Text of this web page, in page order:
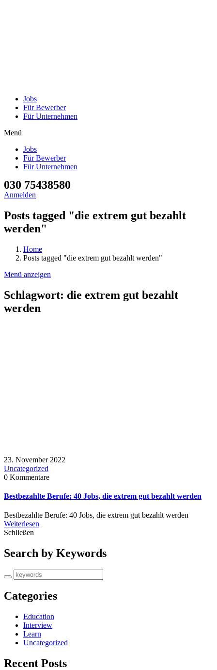
Jobs
Für Bewerber
Für Unternehmen
Menü
Jobs
Für Bewerber
Für Unternehmen
030 75438580
Anmelden
Posts tagged "die extrem gut bezahlt
werden"
Home
Posts tagged "die extrem gut bezahlt werden"
Menü anzeigen
Schlagwort: die extrem gut bezahlt
werden
23. November 2022
Uncategorized
0 Kommentare
Bestbezahlte Berufe: 40 Jobs, die extrem gut bezahlt werden
Bestbezahlte Berufe: 40 Jobs, die extrem gut bezahlt werden
Weiterlesen
Schließen
Search by Keywords
Categories
Education
Interview
Learn
Uncategorized
Recent Posts